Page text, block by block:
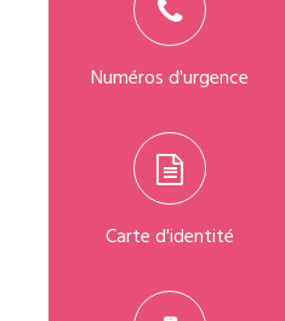
Numéros d'urgence
Carte d'identité